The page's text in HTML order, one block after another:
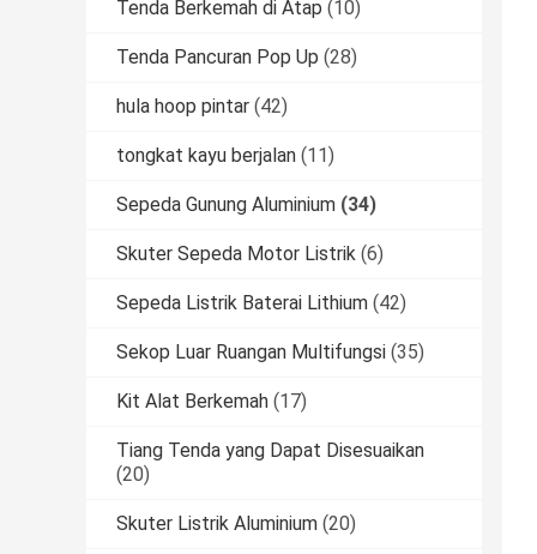
Tenda Berkemah di Atap (10)
Tenda Pancuran Pop Up (28)
hula hoop pintar (42)
tongkat kayu berjalan (11)
Sepeda Gunung Aluminium (34)
Skuter Sepeda Motor Listrik (6)
Sepeda Listrik Baterai Lithium (42)
Sekop Luar Ruangan Multifungsi (35)
Kit Alat Berkemah (17)
Tiang Tenda yang Dapat Disesuaikan
(20)
Skuter Listrik Aluminium (20)